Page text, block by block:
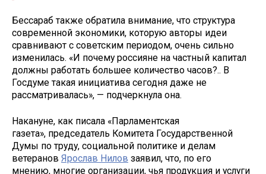
Бессараб также обратила внимание, что структура
современной экономики, которую авторы идеи
сравнивают с советским периодом, очень сильно
изменилась. «И почему россияне на частный капитал
должны работать большее количество часов?.. В
Госдуме такая инициатива сегодня даже не
рассматривалась», — подчеркнула она.
Накануне, как писала «Парламентская
газета», председатель Комитета Государственной
Думы по труду, социальной политике и делам
ветеранов Ярослав Нилов заявил, что, по его
мнению, многие организации, чья продукция и услуги